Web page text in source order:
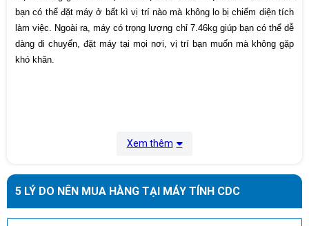
bạn có thể đặt máy ở bất kì vị trí nào mà không lo bị chiếm diện tích
làm việc. Ngoài ra, máy có trọng lượng chỉ 7.46kg giúp bạn có thể dễ
dàng di chuyển, đặt máy tại mọi nơi, vị trí bạn muốn mà không gặp
khó khăn.
Xem thêm
5 LÝ DO NÊN MUA HÀNG TẠI MÁY TÍNH CDC